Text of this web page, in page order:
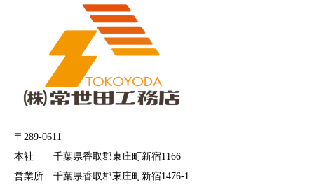
〒289-0611
本社 千葉県香取郡東庄町新宿1166
営業所 千葉県香取郡東庄町新宿1476-1